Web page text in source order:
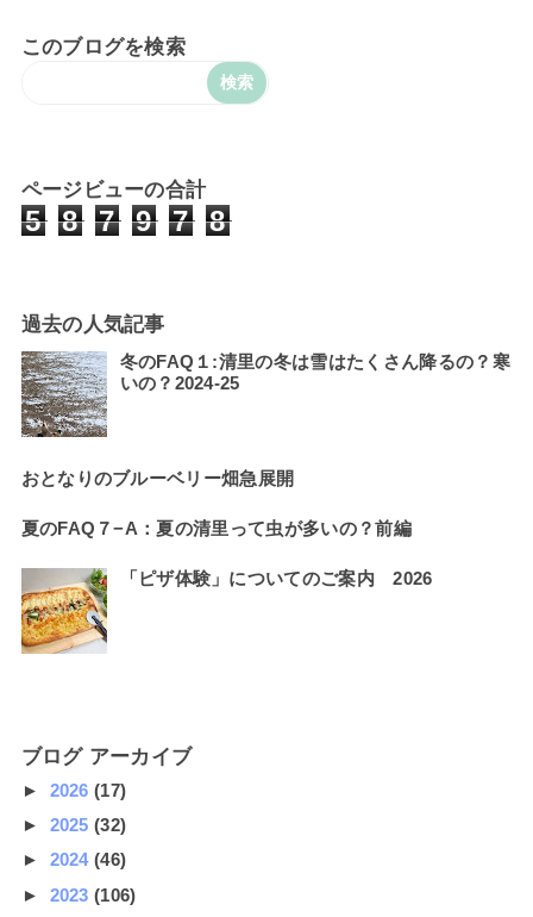
このブログを検索
ページビューの合計
5 8 7 9 7 8
過去の人気記事
冬のFAQ１:清里の冬は雪はたくさん降るの？寒
いの？2024-25
おとなりのブルーベリー畑急展開
夏のFAQ７−A：夏の清里って虫が多いの？前編
「ピザ体験」についてのご案内 2026
ブログ アーカイブ
► 2026(17)
► 2025(32)
► 2024(46)
► 2023(106)